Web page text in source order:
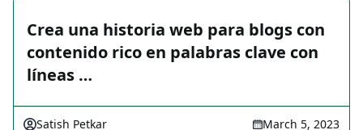
Crea una historia web para blogs con
contenido rico en palabras clave con
líneas …
Satish Petkar March 5, 2023